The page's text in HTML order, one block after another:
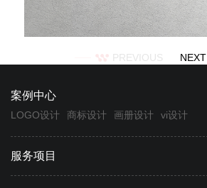
PREVIOUS NEXT
案例中心
LOGO设计 商标设计 画册设计 vi设计
服务项目